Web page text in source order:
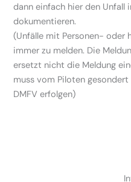
dann einfach hier den Unfall
dokumentieren.
(Unfälle mit Personen- oder
immer zu melden. Die
ersetzt nicht die Meldung
muss vom Piloten
DMFV erfolgen)